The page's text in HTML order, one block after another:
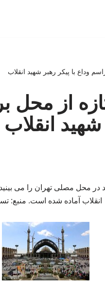
وداع با پیکر رهبر شهید انقلاب
از
شهید انقلاب
در محل مصلی تهران را می
انقلاب آماده شده است. منبع: